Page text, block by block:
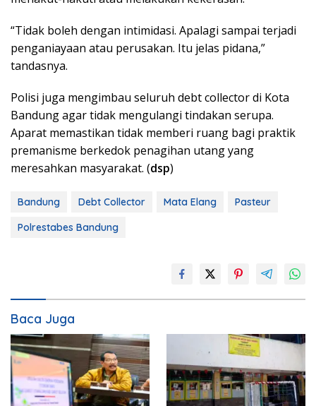
“Tidak boleh dengan intimidasi. Apalagi sampai terjadi
penganiayaan atau perusakan. Itu jelas pidana,”
tandasnya.
Polisi juga mengimbau seluruh debt collector di Kota
Bandung agar tidak mengulangi tindakan serupa.
Aparat memastikan tidak memberi ruang bagi praktik
premanisme berkedok penagihan utang yang
meresahkan masyarakat. (dsp)
Bandung Debt Collector Mata Elang
Pasteur
Polrestabes Bandung
Baca Juga